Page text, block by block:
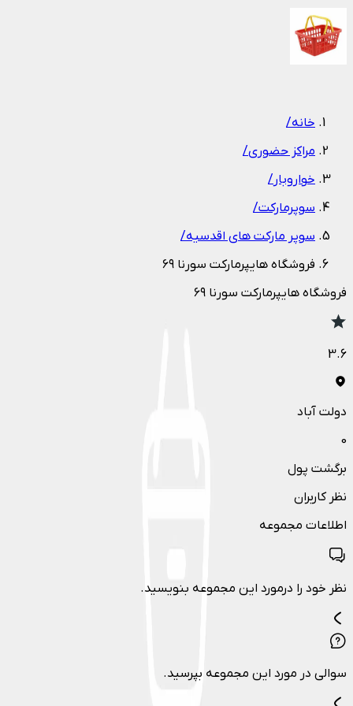
خانه/
مراکز حضوری/
خواروبار/
سوپرمارکت/
سوپر مارکت های اقدسیه/
فروشگاه هایپرمارکت سورنا ۶۹
فروشگاه هایپرمارکت سورنا ۶۹
3.6
دولت آباد
0
برگشت پول
نظر کاربران
اطلاعات مجموعه
نظر خود را درمورد این مجموعه بنویسید.
سوالی در مورد این مجموعه بپرسید.